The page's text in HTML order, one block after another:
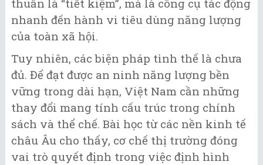
thuần là “tiết kiệm”, mà là công cụ tác động
nhanh đến hành vi tiêu dùng năng lượng
của toàn xã hội.
Tuy nhiên, các biện pháp tình thế là chưa
đủ. Để đạt được an ninh năng lượng bền
vững trong dài hạn, Việt Nam cần những
thay đổi mang tính cấu trúc trong chính
sách và thể chế. Bài học từ các nền kinh tế
châu Âu cho thấy, cơ chế thị trường đóng
vai trò quyết định trong việc định hình